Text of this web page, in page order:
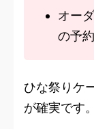
オー
の予
ひな祭りケ
が確実です。